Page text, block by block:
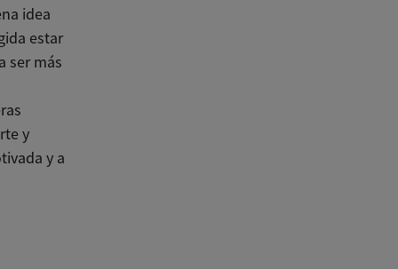
idea
estar
ser más
y
y a